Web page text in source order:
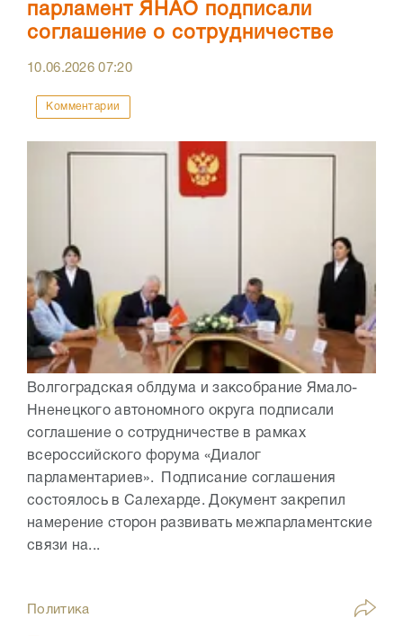
парламент ЯНАО подписали
соглашение о сотрудничестве
10.06.202607:20
Комментарии
Волгоградская облдума и заксобрание Ямало-
Нненецкого автономного округа подписали
соглашение о сотрудничестве в рамках
всероссийского форума «Диалог
парламентариев». Подписание соглашения
состоялось в Салехарде. Документ закрепил
намерение сторон развивать межпарламентские
связи на...
Политика